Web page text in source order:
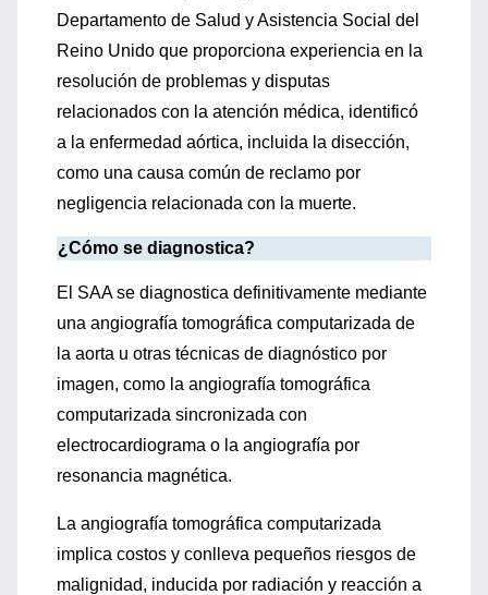
Departamento de Salud y Asistencia Social del
Reino Unido que proporciona experiencia en la
resolución de problemas y disputas
relacionados con la atención médica, identificó
a la enfermedad aórtica, incluida la disección,
como una causa común de reclamo por
negligencia relacionada con la muerte.
¿Cómo se diagnostica?
El SAA se diagnostica definitivamente mediante
una angiografía tomográfica computarizada de
la aorta u otras técnicas de diagnóstico por
imagen, como la angiografía tomográfica
computarizada sincronizada con
electrocardiograma o la angiografía por
resonancia magnética.
La angiografía tomográfica computarizada
implica costos y conlleva pequeños riesgos de
malignidad, inducida por radiación y reacción a